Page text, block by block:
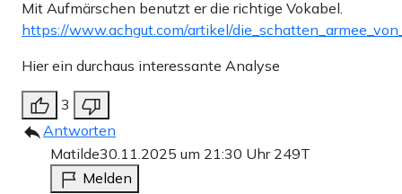
Mit Aufmärschen benutzt er die richtige Vokabel.
https://www.achgut.com/artikel/
Hier ein durchaus interessante Analyse
3
Antworten
Matilde30.11.2025 um 21:30 Uhr 249T
Melden